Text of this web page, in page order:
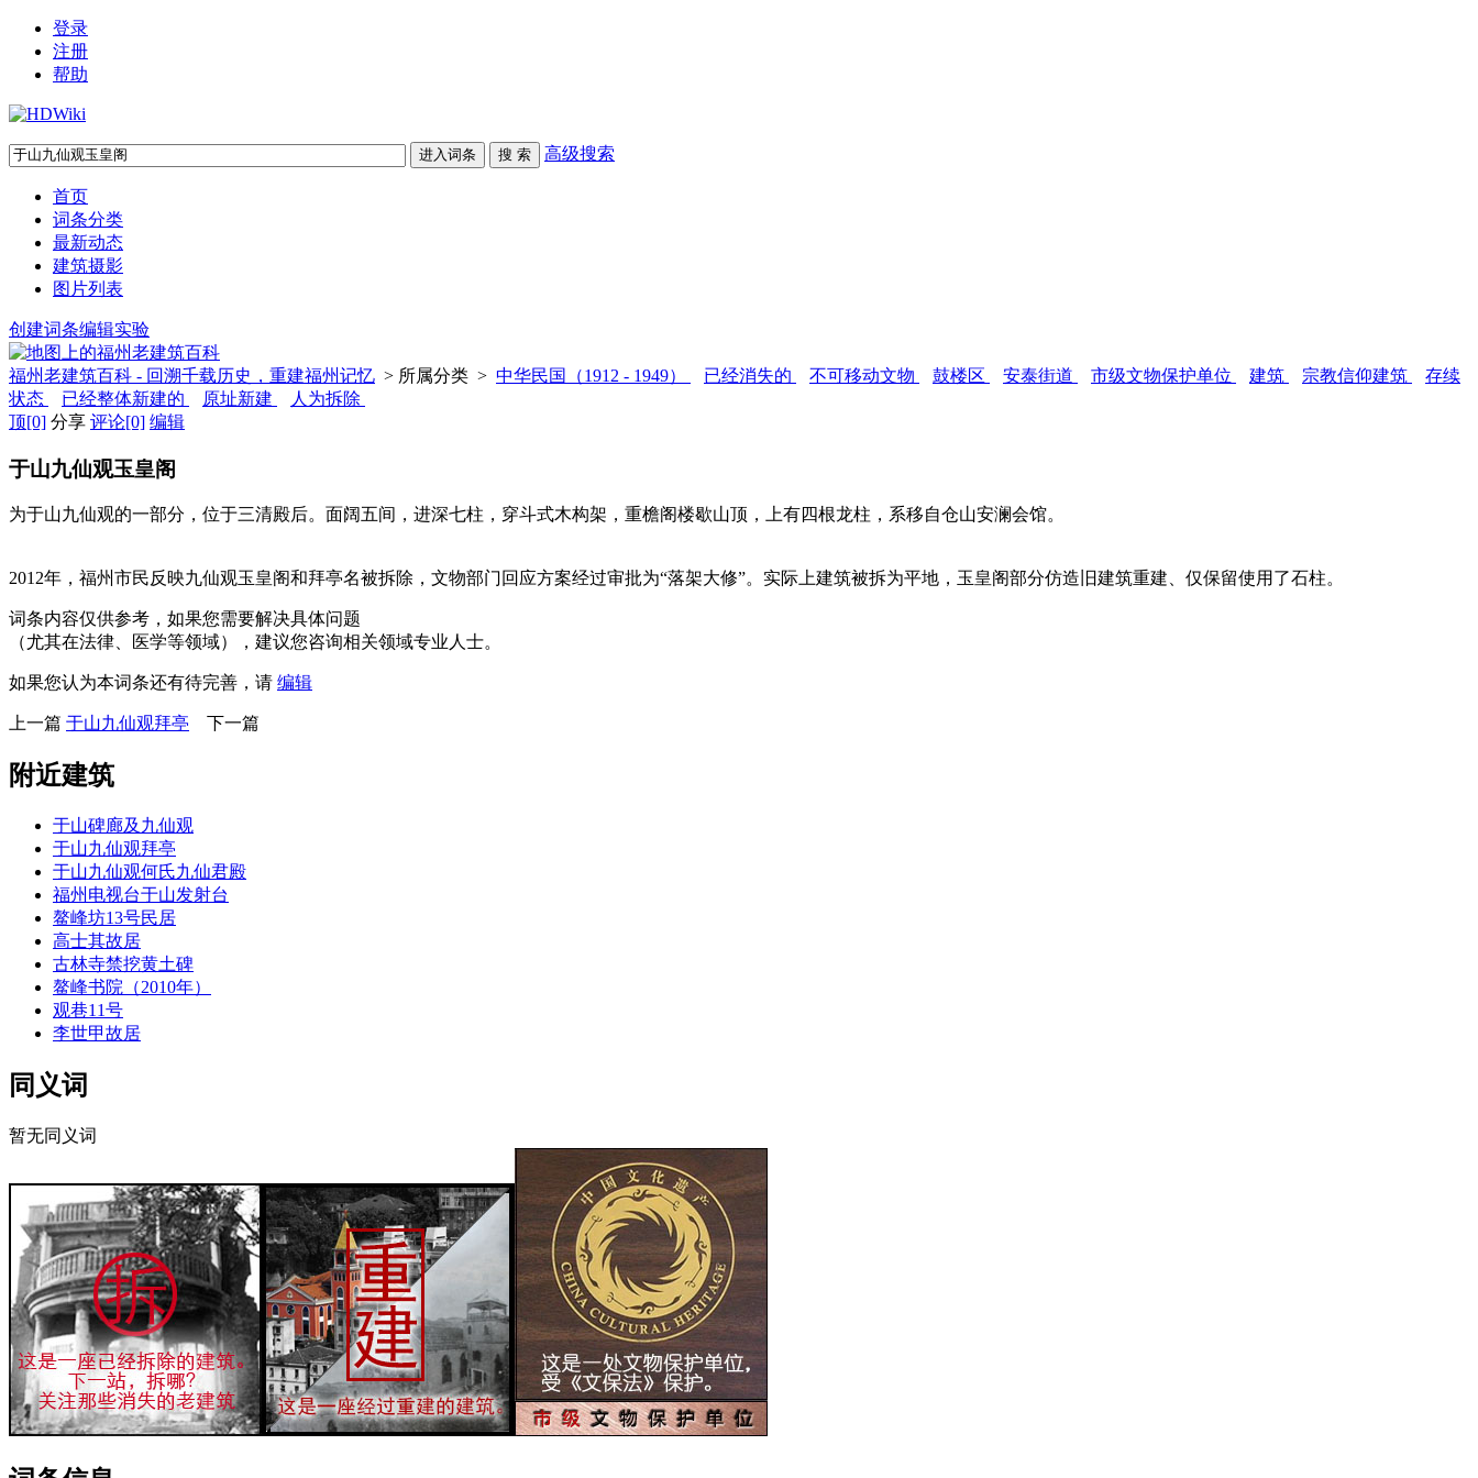
登录
注册
帮助
高级搜索
首页
词条分类
最新动态
建筑摄影
图片列表
创建词条编辑实验
福州老建筑百科 - 回溯千载历史，重建福州记忆 > 所属分类 > 中华民国（1912 - 1949） 已经消失的 不可移动文物 鼓楼区 安泰街道 市级文物保护单位 建筑 宗教信仰建筑
存续
状态
已经整体新建的 原址新建
人为拆除
顶[0] 分享 评论[0] 编辑
于山九仙观玉皇阁
为于山九仙观的一部分，位于三清殿后。面阔五间，进深七柱，穿斗式木构架，重檐阁楼歇山顶，上有四根龙柱，系移自仓山安澜会馆。
2012年，福州市民反映九仙观玉皇阁和拜亭名被拆除，文物部门回应方案经过审批为“落架大修”。实际上建筑被拆为平地，玉皇阁部分仿造旧建筑重建、仅保留使用了石柱。
词条内容仅供参考，如果您需要解决具体问题
（尤其在法律、医学等领域），建议您咨询相关领域专业人士。
如果您认为本词条还有待完善，请 编辑
上一篇 于山九仙观拜亭 下一篇
附近建筑
于山碑廊及九仙观
于山九仙观拜亭
于山九仙观何氏九仙君殿
福州电视台于山发射台
鳌峰坊13号民居
高士其故居
古林寺禁挖黄土碑
鳌峰书院（2010年）
观巷11号
李世甲故居
同义词
暂无同义词